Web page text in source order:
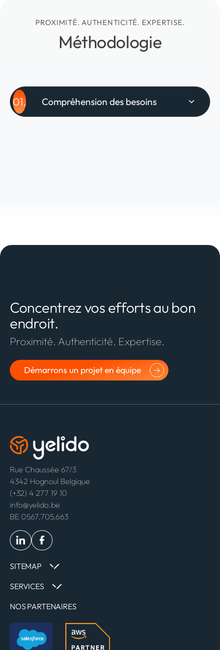
PROXIMITÉ. AUTHENTICITÉ. EXPERTISE.
Méthodologie
01.
Concentrez vos efforts au bon
endroit.
Proximité. Authenticité. Expertise.
Démarrons un projet en équipe
Rue Chaussée 67/3
4342 Hognoul Belgique
(+32) 4 277 19 10
info@yelido.be
BE 0567.705.663
SITEMAP
SERVICES
NOS PARTENAIRES